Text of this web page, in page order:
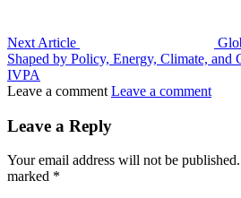
Next Article
Shaped by Policy, Energy, Climate, and
IVPA
Leave a comment Leave a comment
Leave a Reply
Your email address will not be published.
marked *